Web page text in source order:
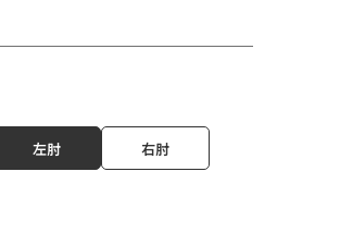
左肘 右肘